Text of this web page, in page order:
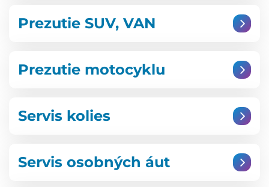
Prezutie SUV, VAN
Prezutie motocyklu
Servis kolies
Servis osobných áut